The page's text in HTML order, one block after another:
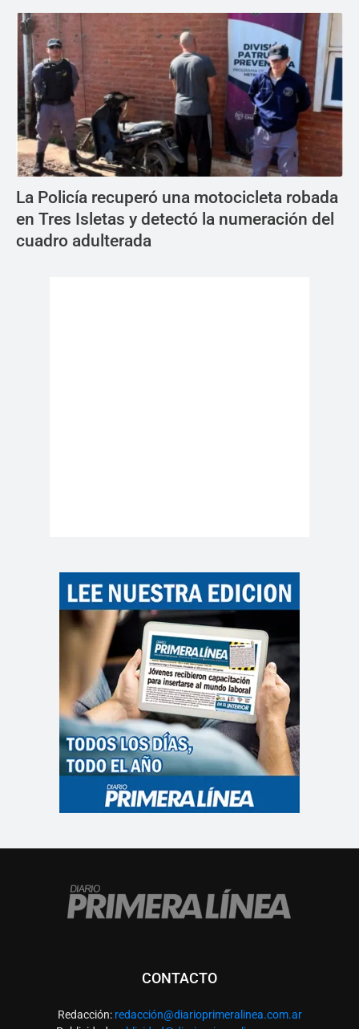
La Policía recuperó una motocicleta robada
en Tres Isletas y detectó la numeración del
cuadro adulterada
CONTACTO
Redacción: redacción@diarioprimeralinea.com.ar